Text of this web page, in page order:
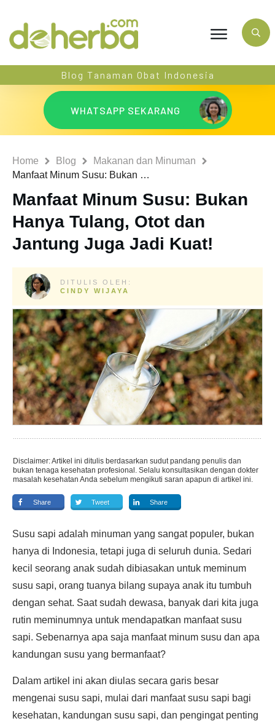
Blog Tanaman Obat Indonesia
WHATSAPP SEKARANG
Home Blog
Makanan dan Minuman
Manfaat Minum Susu: Bukan Hanya Tulang, Otot dan Jantung Juga Jadi Kuat!
Manfaat Minum Susu: Bukan
Hanya Tulang, Otot dan
Jantung Juga Jadi Kuat!
DITULIS OLEH:
CINDY WIJAYA
Disclaimer: Artikel ini ditulis berdasarkan sudut pandang penulis dan
bukan tenaga kesehatan profesional. Selalu konsultasikan dengan dokter
masalah kesehatan Anda sebelum mengikuti saran apapun di artikel ini.
Share Tweet Share
Susu sapi adalah minuman yang sangat populer, bukan
hanya di Indonesia, tetapi juga di seluruh dunia. Sedari
kecil seorang anak sudah dibiasakan untuk meminum
susu sapi, orang tuanya bilang supaya anak itu tumbuh
dengan sehat. Saat sudah dewasa, banyak dari kita juga
rutin meminumnya untuk mendapatkan manfaat susu
sapi. Sebenarnya apa saja manfaat minum susu dan apa
kandungan susu yang bermanfaat?
Dalam artikel ini akan diulas secara garis besar
mengenai susu sapi, mulai dari manfaat susu sapi bagi
kesehatan, kandungan susu sapi, dan pengingat penting